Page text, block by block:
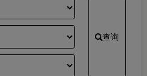
查询